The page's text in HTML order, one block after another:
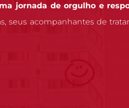
jornada de orgulho e
seus acompanhantes de